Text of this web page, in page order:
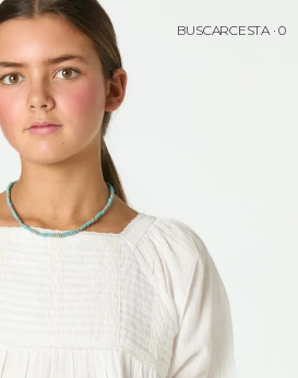
BUSCARCESTA · 0